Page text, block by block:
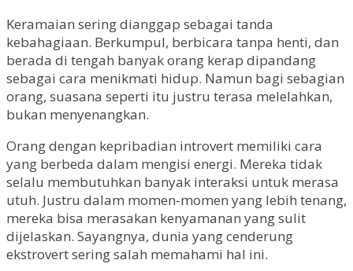
Keramaian sering dianggap sebagai tanda
kebahagiaan. Berkumpul, berbicara tanpa henti, dan
berada di tengah banyak orang kerap dipandang
sebagai cara menikmati hidup. Namun bagi sebagian
orang, suasana seperti itu justru terasa melelahkan,
bukan menyenangkan.
Orang dengan kepribadian introvert memiliki cara
yang berbeda dalam mengisi energi. Mereka tidak
selalu membutuhkan banyak interaksi untuk merasa
utuh. Justru dalam momen-momen yang lebih tenang,
mereka bisa merasakan kenyamanan yang sulit
dijelaskan. Sayangnya, dunia yang cenderung
ekstrovert sering salah memahami hal ini.